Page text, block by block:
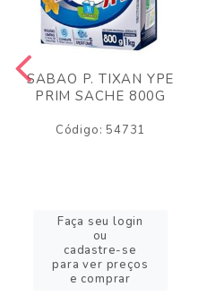
SABAO P. TIXAN YPE
PRIM SACHE 800G
Código: 54731
Faça seu login
ou
cadastre-se
para ver preços
e comprar